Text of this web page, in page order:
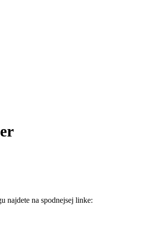
najdete na spodnejsej linke: